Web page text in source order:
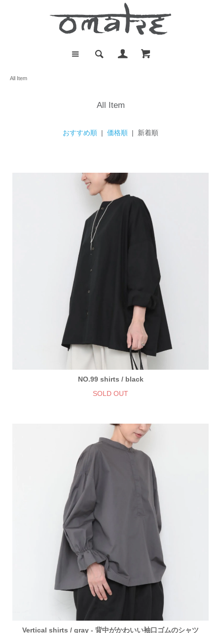
All Item
All Item
おすすめ順 | 価格順 | 新着順
NO.99 shirts / black
SOLD OUT
Vertical shirts / gray - 背中がかわいい袖口ゴムのシャツ